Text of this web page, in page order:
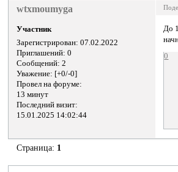
wtxmoumyga
Участник
Зарегистрирован: 07.02.2022
Приглашений: 0
Сообщений: 2
Уважение: [+0/-0]
Провел на форуме:
13 минут
Последний визит:
15.01.2025 14:02:44
До
0
Страница: 1